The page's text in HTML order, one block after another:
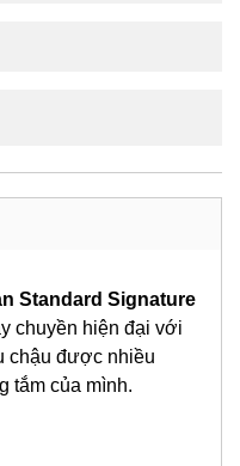
Standard Signature
chuyền hiện đại với
chậu được nhiều
tắm của mình.